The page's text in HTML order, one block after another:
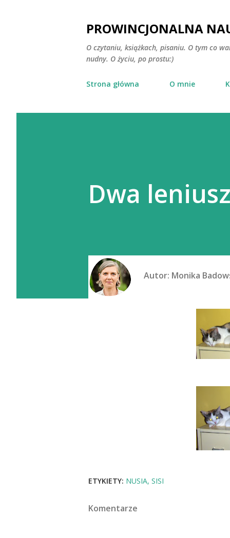
PROWINCJONALNA
O czytaniu, książkach, pisaniu. O tym co
nudny. O życiu, po prostu:)
Strona główna O mnie
Dwa
Autor: Monika
ETYKIETY: NUSIA SISI
Komentarze